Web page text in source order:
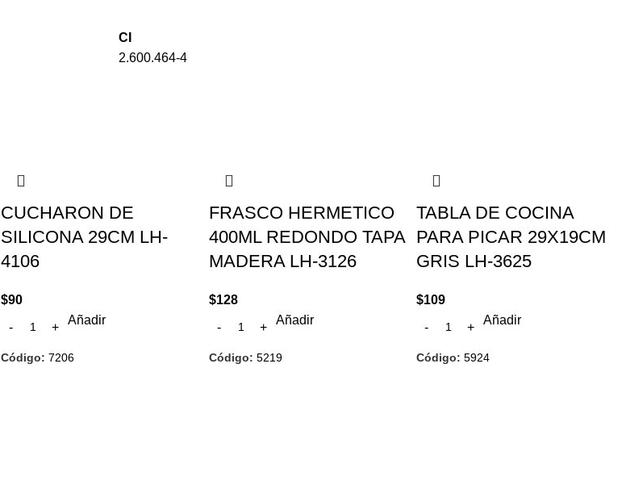
CI
2.600.464-4
CUCHARON DE
SILICONA 29CM LH-
4106
$90
Añadir
Código:7206
FRASCO HERMETICO
400ML REDONDO TAPA
MADERA LH-3126
$128
Añadir
Código: 5219
TABLA DE COCINA
PARA PICAR 29X19CM
GRIS LH-3625
$109
Añadir
Código: 5924